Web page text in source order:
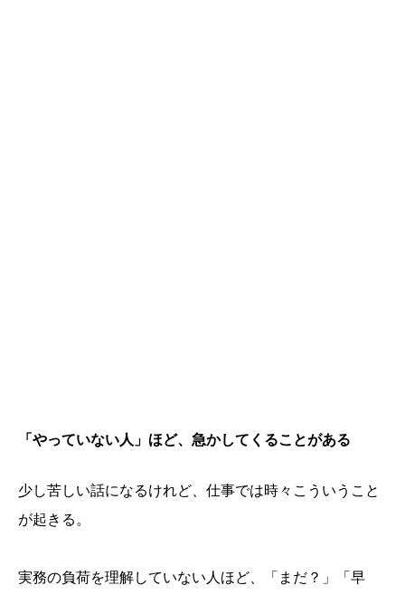
「やっていない人」ほど、急かしてくることがある
少し苦しい話になるけれど、仕事では時々こういうこと
が起きる。
実務の負荷を理解していない人ほど、「まだ？」「早